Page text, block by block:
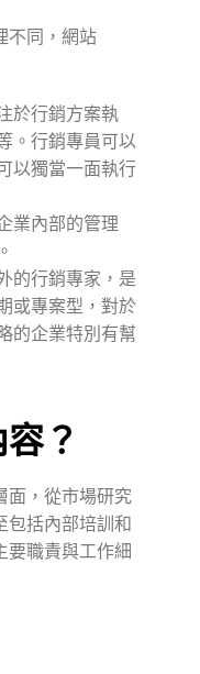
不同，網站
於行銷方案執
。行銷專員可以
以獨當一面執行
業內部的管理
的行銷專家，是
或專案型，對於
的企業特別有幫
？
面，從市場研究
包括內部培訓和
要職責與工作細